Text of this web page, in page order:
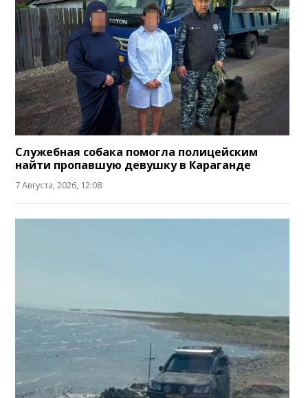
Служебная собака помогла полицейским
найти пропавшую девушку в Караганде
7 Августа, 2026, 12:08